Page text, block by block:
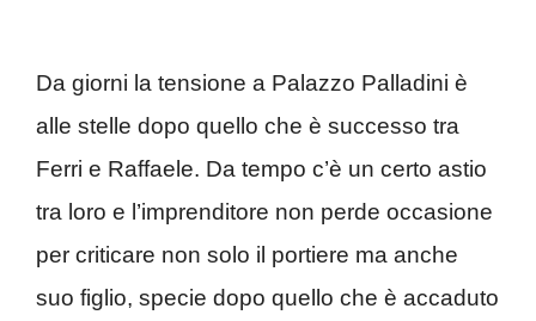
Da giorni la tensione a Palazzo Palladini è
alle stelle dopo quello che è successo tra
Ferri e Raffaele. Da tempo c’è un certo astio
tra loro e l’imprenditore non perde occasione
per criticare non solo il portiere ma anche
suo figlio, specie dopo quello che è accaduto